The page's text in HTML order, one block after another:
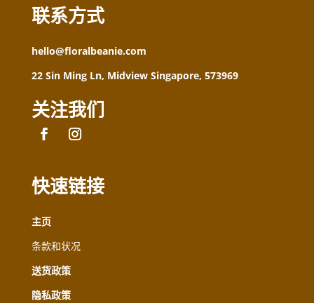
联系方式
hello@floralbeanie.com
22 Sin Ming Ln, Midview Singapore, 573969
关注我们
快速链接
主页
条款和状况
送货政策
隐私政策